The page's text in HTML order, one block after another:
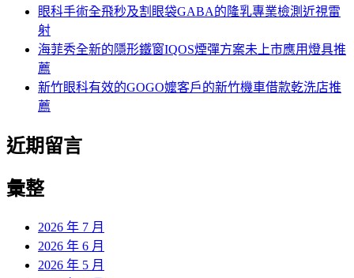
眼科手術全飛秒及割眼袋GABA的隆乳專業檢測近視雷
射
海菲秀全新的隱形鐵窗IQOS煙彈方案未上市應用燈具推
薦
新竹眼科有效的GOGO嬤客戶的新竹機車借款乾洗店推
薦
近期留言
彙整
2026 年 7 月
2026 年 6 月
2026 年 5 月